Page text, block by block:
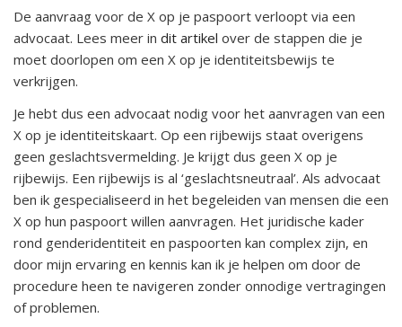
De aanvraag voor de X op je paspoort verloopt via een
advocaat. Lees meer in dit artikel over de stappen die je
moet doorlopen om een X op je identiteitsbewijs te
verkrijgen.
Je hebt dus een advocaat nodig voor het aanvragen van een
X op je identiteitskaart. Op een rijbewijs staat overigens
geen geslachtsvermelding. Je krijgt dus geen X op je
rijbewijs. Een rijbewijs is al ‘geslachtsneutraal’. Als advocaat
ben ik gespecialiseerd in het begeleiden van mensen die een
X op hun paspoort willen aanvragen. Het juridische kader
rond genderidentiteit en paspoorten kan complex zijn, en
door mijn ervaring en kennis kan ik je helpen om door de
procedure heen te navigeren zonder onnodige vertragingen
of problemen.